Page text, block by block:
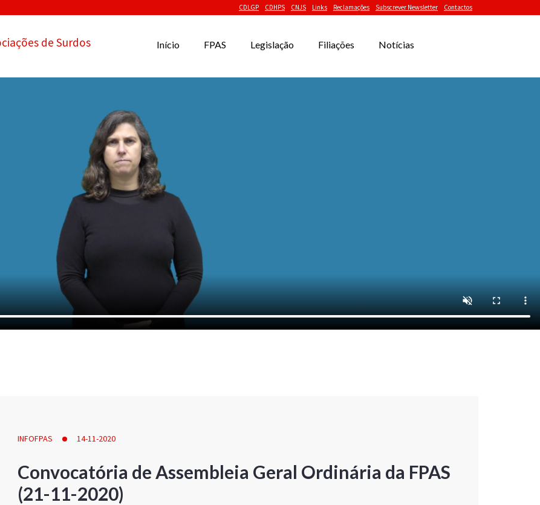
CDLGP CDHPS CNJS Links Reclamações Subscrever Newsletter Contactos
de Surdos Início FPAS Legislação Filiações Notícias
INFOFPAS 14-11-2020
Convocatória de Assembleia Geral Ordinária da FPAS
(21-11-2020)